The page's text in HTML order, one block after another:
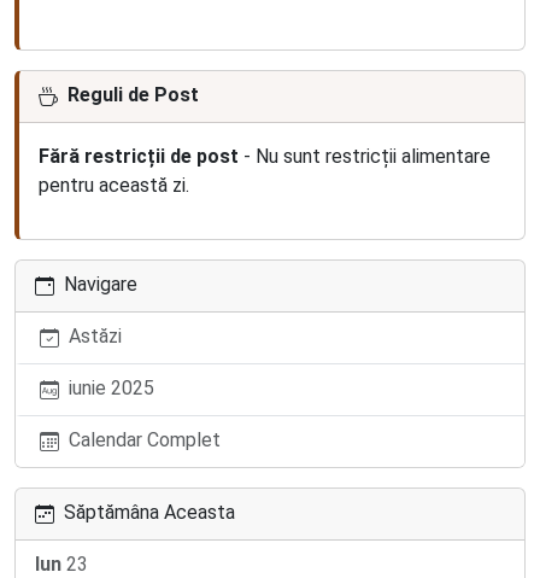
Reguli de Post
Fără restricții de post - Nu sunt restricții alimentare
pentru această zi.
Navigare
Astăzi
iunie 2025
Calendar Complet
Săptămâna Aceasta
lun 23